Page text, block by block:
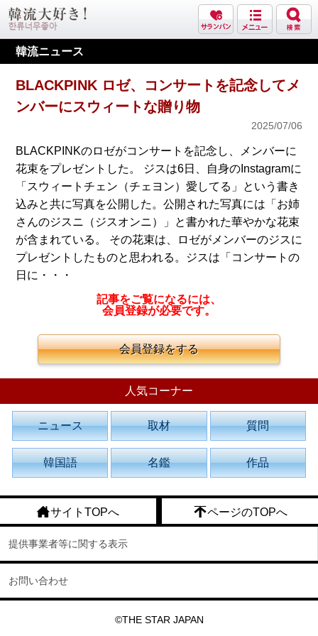
韓流ニュース
BLACKPINK ロゼ、コンサートを記念してメ
ンバーにスウィートな贈り物
2025/07/06
BLACKPINKのロゼがコンサートを記念し、メンバーに
花束をプレゼントした。 ジスは6日、自身のInstagramに
「スウィートチェン（チェヨン）愛してる」という書き
込みと共に写真を公開した。公開された写真には「お姉
さんのジスニ（ジスオンニ）」と書かれた華やかな花束
が含まれている。 その花束は、ロゼがメンバーのジスに
プレゼントしたものと思われる。ジスは「コンサートの
日に・・・
記事をご覧になるには、
会員登録が必要です。
会員登録をする
人気コーナー
ニュース 取材 質問
韓国語 名鑑 作品
サイトTOPへ ページのTOPへ
提供事業者等に関する表示
お問い合わせ
©THE STAR JAPAN